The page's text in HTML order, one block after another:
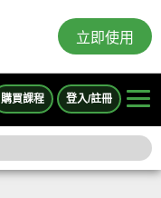
立即使用
購買課程 登入/註冊